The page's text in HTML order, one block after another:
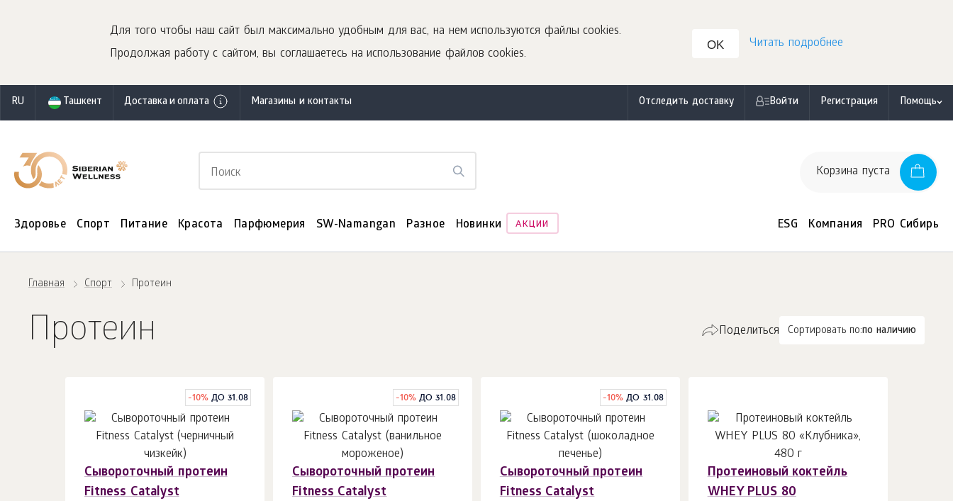
Для того чтобы наш сайт был максимально удобным для вас, на нем используются файлы cookies.
Продолжая работу с сайтом, вы соглашаетесь на использование файлов cookies.
OK Читать подробнее
RU Ташкент Доставка и оплата Магазины и контакты Отследить доставку Войти Регистрация Помощь
Корзина пуста
Здоровье Спорт Питание Красота Парфюмерия SW-Namangan Разное Новинки АКЦИИ ESG Компания PRO Сибирь
Главная Спорт Протеин
Протеин Сортировать по:по наличию
Поделиться
-10% ДО 31.08
Сывороточный протеин
Fitness Catalyst
В корзину 1
-10% ДО 31.08
Сывороточный протеин
Fitness Catalyst
В корзину 1
-10% ДО 31.08
Сывороточный протеин
Fitness Catalyst
В корзину 1
Протеиновый коктейль
WHEY PLUS 80
В корзину 1